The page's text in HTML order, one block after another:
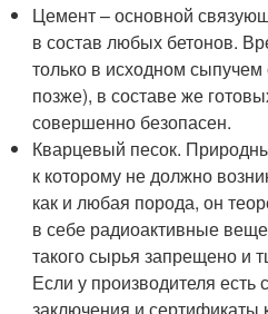
Цемент – основной
в состав любых бетонов.
только в исходном сыпучем
позже), в составе же
совершенно безопасен.
Кварцевый песок.
к которому не должно
как и любая порода, он
в себе радиоактивные
такого сырья запрещено и
Если у производителя есть
заключения и сертификаты